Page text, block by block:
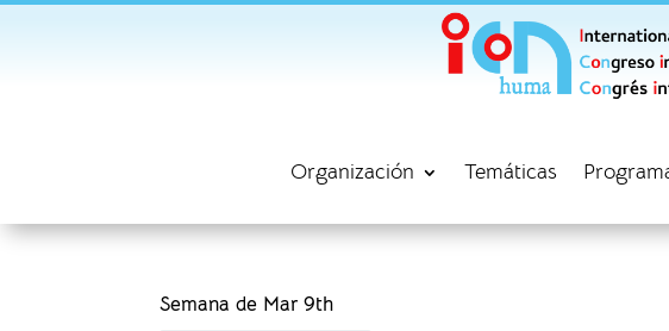
Organización Temáticas
Semana de Mar 9th